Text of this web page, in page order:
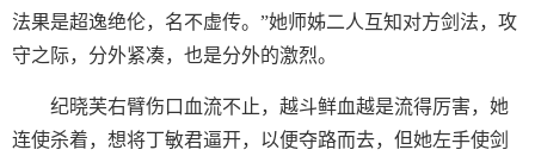
法果是超逸绝伦，名不虚传。”她师姊二人互知对方剑法，攻
守之际，分外紧凑，也是分外的激烈。
纪晓芙右臂伤口血流不止，越斗鲜血越是流得厉害，她
连使杀着，想将丁敏君逼开，以便夺路而去，但她左手使剑